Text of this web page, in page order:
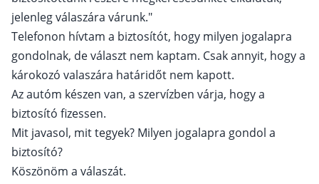
jelenleg válaszára várunk."
Telefonon hívtam a biztosítót, hogy milyen jogalapra
gondolnak, de választ nem kaptam. Csak annyit, hogy a
károkozó valaszára határidőt nem kapott.
Az autóm készen van, a szervízben várja, hogy a
biztosító fizessen.
Mit javasol, mit tegyek? Milyen jogalapra gondol a
biztosító?
Köszönöm a válaszát.